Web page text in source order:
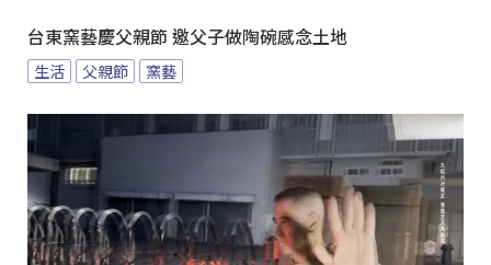
台東窯藝慶父親節 邀父子做陶碗感念土地
生活 父親節 窯藝